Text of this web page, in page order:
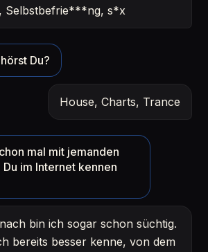
Selbstbefrie***ng, s*x
Du?
House, Charts, Trance
mal mit jemanden
im Internet kennen
bin ich sogar schon süchtig.
bereits besser kenne, von dem